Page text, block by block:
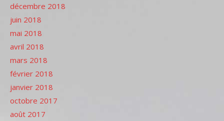
décembre 2018
juin 2018
mai 2018
avril 2018
mars 2018
février 2018
janvier 2018
octobre 2017
août 2017